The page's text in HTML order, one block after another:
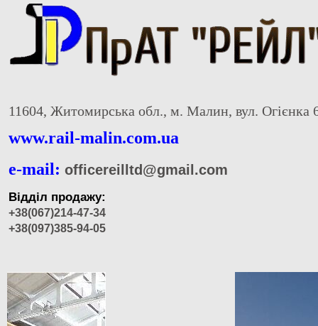
11604, Житомирська обл., м. Малин, вул. Огієнка
www.rail-malin.com.ua
e-mail: officereilltd@gmail.com
Відділ продажу:
+38(067)214-47-34
+38(097)385-94-05